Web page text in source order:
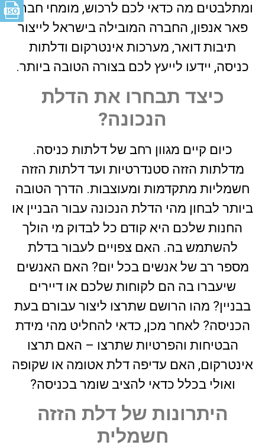
ומתלבטים מה כדאי לכם לרכוש, מומחי חברת
פאר אנפון, החברה המובילה בישראל לייצור
תיבות דואר, מערכות אינטרקום ודלתות
כניסה, יידעו לייעץ לכם בצורה הטובה ביותר.
כיצד תבחרו את הדלת
הנכונה?
כיום קיים מגוון רחב של דלתות כניסה.
מדלתות הזזה סטנדרטיות ועד דלתות הזזה
חשמליות מתקדמות ומעוצבות. הדרך הטובה
ביותר לבחון מהי הדלת הנכונה עבור הבניין או
החנות שלכם היא קודם כל לבדוק מי הולך
להשתמש בה. האם צפויים לעבור בדלת
מספר רב של אנשים בכל יום? האם האנשים
שיעברו בה הם לקוחות שלכם או דיירים
בבניין? מהו הרושם שתרצו ליצור עבורם בעת
הכניסה? לאחר מכן, כדאי להחליט מהי מידת
הבטיחות והפרטיות שתרצו – האם תרצו
אינטרקום, האם עדיפה דלת אטומה או שקופה
ואולי בכלל כדאי להציב שומר בכניסה?
היתרונות של דלת הזזה
חשמלית